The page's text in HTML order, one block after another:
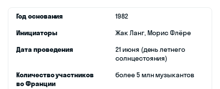
Год основания
1982
Инициаторы
Жак Ланг, Морис Флёре
Дата проведения
21 июня (день летнего
солнцестояния)
Количество участников
во Франции
более 5 млн музыкантов